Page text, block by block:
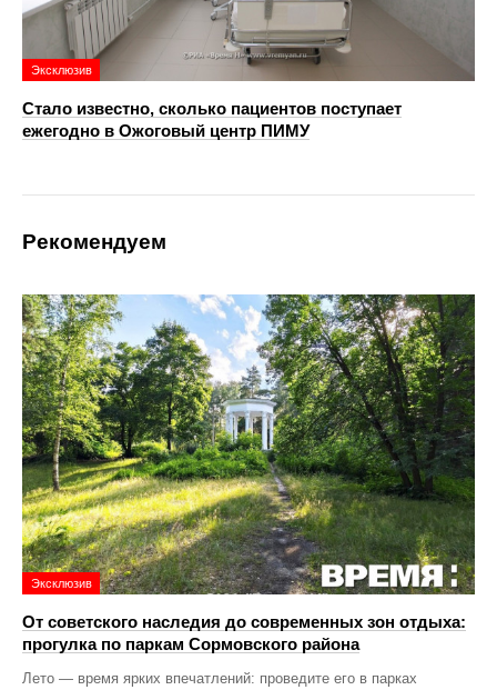
Эксклюзив
Стало известно, сколько пациентов поступает
ежегодно в Ожоговый центр ПИМУ
Рекомендуем
Эксклюзив
От советского наследия до современных зон отдыха:
прогулка по паркам Сормовского района
Лето — время ярких впечатлений: проведите его в парках